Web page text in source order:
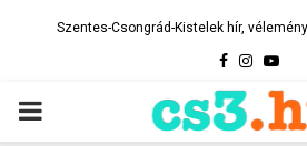
Szentes-Csongrád-Kistelek hír,
Facebook
PRIMARY